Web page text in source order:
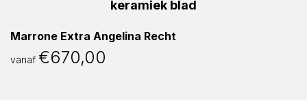
Marrone Extra Angelina Recht
vanaf €670,00